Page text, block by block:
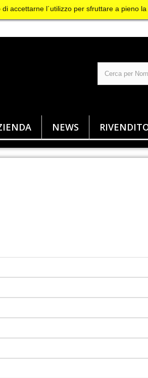
NEWS
accettarne l´utilizzo per sfruttare a pieno la